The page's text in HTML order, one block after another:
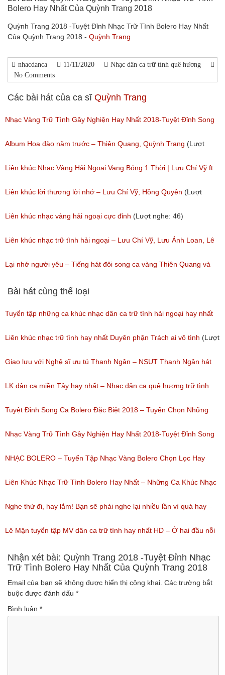
Bolero Hay Nhất Của Quỳnh Trang 2018
Quỳnh Trang 2018 -Tuyệt Đỉnh Nhạc Trữ Tình Bolero Hay Nhất
Của Quỳnh Trang 2018 - Quỳnh Trang
nhacdanca 11/11/2020
Nhạc dân ca trữ tình quê hương
No Comments
Các bài hát của ca sĩ Quỳnh Trang
Nhạc Vàng Trữ Tình Gây Nghiện Hay Nhất 2018-Tuyệt Đỉnh Song
Ca Thiên Quang Quỳnh Trang Ngọt Ngào
(Lượt nghe: 219)
Album Hoa đào năm trước – Thiên Quang, Quỳnh Trang (Lượt
nghe: 249)
Liên khúc Nhạc Vàng Hải Ngoại Vang Bóng 1 Thời | Lưu Chí Vỹ ft
Lưu Ánh Loan, Lê Như, Diễm Thùy, Quỳnh Trang
(Lượt nghe: 215)
Liên khúc lời thương lời nhớ – Lưu Chí Vỹ, Hồng Quyên (Lượt
nghe: 2,235)
Liên khúc nhạc vàng hải ngoại cực đỉnh (Lượt nghe: 46)
Liên khúc nhạc trữ tình hải ngoại – Lưu Chí Vỹ, Lưu Ánh Loan, Lê
Như, Diễm Thùy, Quỳnh Trang
(Lượt nghe: 263)
Lại nhớ người yêu – Tiếng hát đôi song ca vàng Thiên Quang và
Quỳnh Trang – Tuyệt phẩm nhạc dân ca trữ tình hải ngoại 2017
(Lượt nghe: 84)
Bài hát cùng thể loại
Tuyển tập những ca khúc nhạc dân ca trữ tình hải ngoại hay nhất
(Lượt nghe: 277)
Liên khúc nhạc trữ tình hay nhất Duyên phận Trách ai vô tình (Lượt
nghe: 193)
Giao lưu với Nghệ sĩ ưu tú Thanh Ngân – NSUT Thanh Ngân hát
Bolero
(Lượt nghe: 80)
LK dân ca miền Tây hay nhất – Nhạc dân ca quê hương trữ tình
miền tây hay nhất
(Lượt nghe: 184)
Tuyệt Đỉnh Song Ca Bolero Đặc Biệt 2018 – Tuyển Chọn Những
Bài Hát Song Ca Nhạc Vàng Bolero Hay Nhất
(Lượt nghe: 218)
Nhạc Vàng Trữ Tình Gây Nghiện Hay Nhất 2018-Tuyệt Đỉnh Song
Ca Thiên Quang Quỳnh Trang Ngọt Ngào
(Lượt nghe: 219)
NHẠC BOLERO – Tuyển Tập Nhạc Vàng Bolero Chọn Lọc Hay
Nhất / Tuyệt Đỉnh Bolero
(Lượt nghe: 99)
Liên Khúc Nhạc Trữ Tình Bolero Hay Nhất – Những Ca Khúc Nhạc
Vàng Trữ Tình Hay Nhất 2018
(Lượt nghe: 75)
Nghe thử đi, hay lắm! Bạn sẽ phải nghe lại nhiều lần vì quá hay –
Nhạc miền Tây đặc sắc
(Lượt nghe: 46)
Lê Mận tuyển tập MV dân ca trữ tình hay nhất HD – Ở hai đầu nỗi
nhớ
(Lượt nghe: 60)
Nhận xét bài: Quỳnh Trang 2018 -Tuyệt Đỉnh Nhạc
Trữ Tình Bolero Hay Nhất Của Quỳnh Trang 2018
Email của bạn sẽ không được hiển thị công khai. Các trường bắt
buộc được đánh dấu *
Bình luận *